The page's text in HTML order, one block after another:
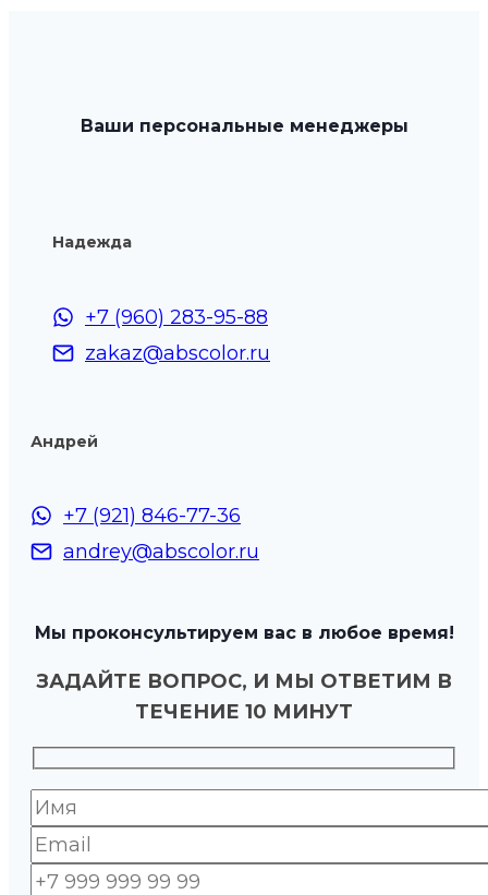
Ваши персональные менеджеры
Надежда
+7 (960) 283-95-88
zakaz@abscolor.ru
Андрей
+7 (921) 846-77-36
andrey@abscolor.ru
Мы проконсультируем вас в любое время!
ЗАДАЙТЕ ВОПРОС, И МЫ ОТВЕТИМ В
ТЕЧЕНИЕ 10 МИНУТ